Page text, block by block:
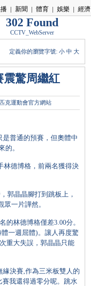
| 新聞 | 體育 | 娛樂 | 經濟
302 Found
CCTV_WebServer
定義你的瀏覽字號: 小 中 大
震驚周繼紅
克運動會官方網站
普通的預賽，但奧體中
的。
德博格，前兩名獲得決
郭晶晶腳打到跳板上，
一片譁然。
林德博格僅差3.00分。
一週屈體)。讓人再度驚
重大失誤，郭晶晶只能
決賽,作為三米板雙人的
我還得過零分呢。跳水